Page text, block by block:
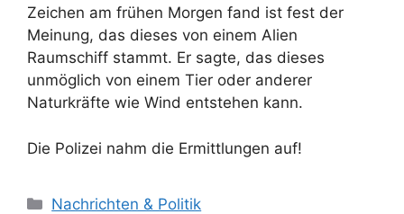
Zeichen am frühen Morgen fand ist fest der
Meinung, das dieses von einem Alien
Raumschiff stammt. Er sagte, das dieses
unmöglich von einem Tier oder anderer
Naturkräfte wie Wind entstehen kann.
Die Polizei nahm die Ermittlungen auf!
Kategorien
Nachrichten & Politik